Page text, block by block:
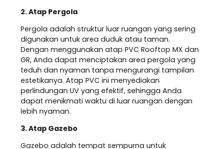
2. Atap Pergola
Pergola adalah struktur luar ruangan yang sering
digunakan untuk area duduk atau taman.
Dengan menggunakan atap PVC Rooftop MX dan
GR, Anda dapat menciptakan area pergola yang
teduh dan nyaman tanpa mengurangi tampilan
estetikanya. Atap PVC ini menyediakan
perlindungan UV yang efektif, sehingga Anda
dapat menikmati waktu di luar ruangan dengan
lebih nyaman.
3. Atap Gazebo
Gazebo adalah tempat sempurna untuk